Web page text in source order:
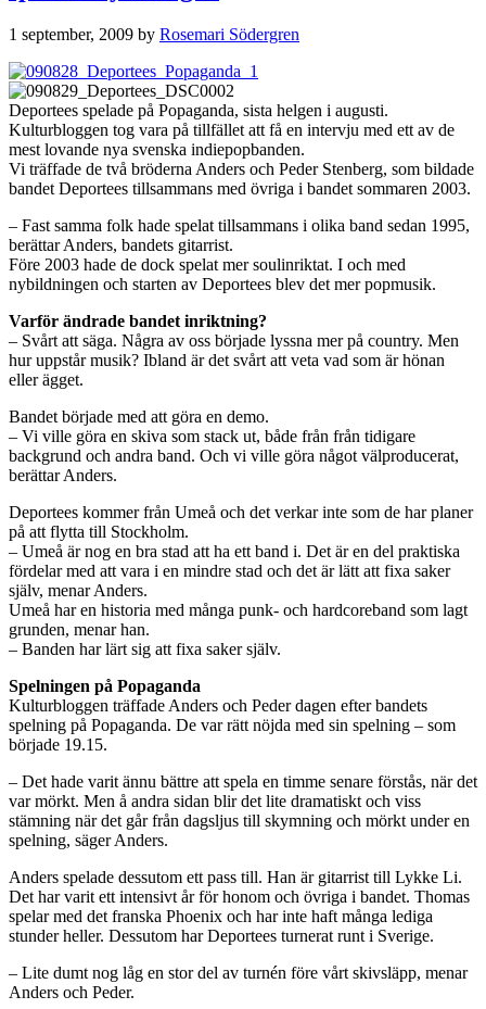
1 september, 2009 by Rosemari Södergren
Deportees spelade på Popaganda, sista helgen i augusti.
Kulturbloggen tog vara på tillfället att få en intervju med ett av de
mest lovande nya svenska indiepopbanden.
Vi träffade de två bröderna Anders och Peder Stenberg, som bildade
bandet Deportees tillsammans med övriga i bandet sommaren 2003.
– Fast samma folk hade spelat tillsammans i olika band sedan 1995,
berättar Anders, bandets gitarrist.
Före 2003 hade de dock spelat mer soulinriktat. I och med
nybildningen och starten av Deportees blev det mer popmusik.
Varför ändrade bandet inriktning?
– Svårt att säga. Några av oss började lyssna mer på country. Men
hur uppstår musik? Ibland är det svårt att veta vad som är hönan
eller ägget.
Bandet började med att göra en demo.
– Vi ville göra en skiva som stack ut, både från från tidigare
backgrund och andra band. Och vi ville göra något välproducerat,
berättar Anders.
Deportees kommer från Umeå och det verkar inte som de har planer
på att flytta till Stockholm.
– Umeå är nog en bra stad att ha ett band i. Det är en del praktiska
fördelar med att vara i en mindre stad och det är lätt att fixa saker
själv, menar Anders.
Umeå har en historia med många punk- och hardcoreband som lagt
grunden, menar han.
– Banden har lärt sig att fixa saker själv.
Spelningen på Popaganda
Kulturbloggen träffade Anders och Peder dagen efter bandets
spelning på Popaganda. De var rätt nöjda med sin spelning – som
började 19.15.
– Det hade varit ännu bättre att spela en timme senare förstås, när det
var mörkt. Men å andra sidan blir det lite dramatiskt och viss
stämning när det går från dagsljus till skymning och mörkt under en
spelning, säger Anders.
Anders spelade dessutom ett pass till. Han är gitarrist till Lykke Li.
Det har varit ett intensivt år för honom och övriga i bandet. Thomas
spelar med det franska Phoenix och har inte haft många lediga
stunder heller. Dessutom har Deportees turnerat runt i Sverige.
– Lite dumt nog låg en stor del av turnén före vårt skivsläpp, menar
Anders och Peder.